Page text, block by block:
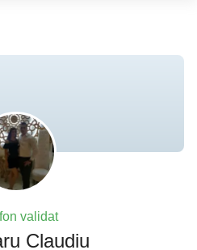
validat
Claudiu